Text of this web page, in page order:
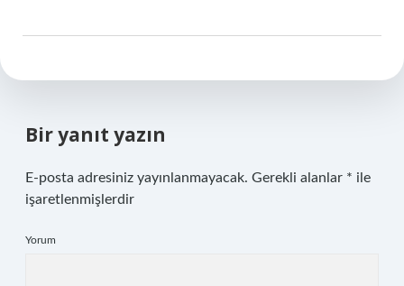
Bir yanıt yazın
E-posta adresiniz yayınlanmayacak. Gerekli alanlar * ile
işaretlenmişlerdir
Yorum